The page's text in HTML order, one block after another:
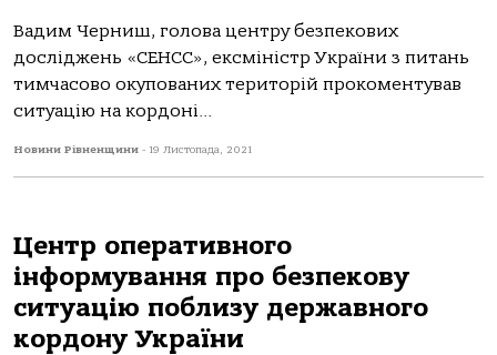
Вадим Черниш, голова центру безпекових
досліджень «СЕНСС», ексміністр України з питань
тимчасово окупованих територій прокоментував
ситуацію на кордоні...
Новини Рівненщини - 19 Листопада, 2021
Центр оперативного
інформування про безпекову
ситуацію поблизу державного
кордону України